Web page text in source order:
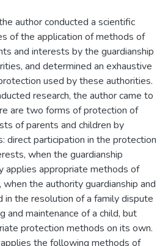
author conducted a scientific
of the application of methods of
and interests by the guardianship
and determined an exhaustive
used by these authorities.
research, the author came to
are two forms of protection of
of parents and children by
direct participation in the protection
when the guardianship
applies appropriate methods of
the authority guardianship and
in the resolution of a family dispute
and maintenance of a child, but
protection methods on its own.
the following methods of